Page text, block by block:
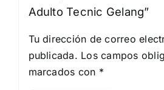
Adulto Tecnic Gelang”
Tu dirección de correo
publicada. Los campos
marcados con *